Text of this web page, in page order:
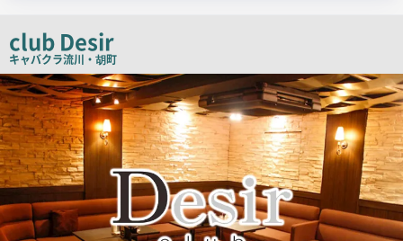
コ
ピ
ー
club Desir
キャバクラ流川・胡町
店
舗
PR
画
像